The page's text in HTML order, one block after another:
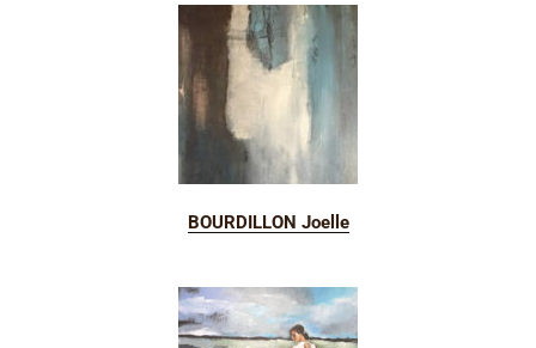
BOURDILLON Joelle